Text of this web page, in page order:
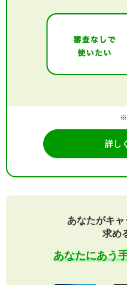
※
詳し
あなたがキ
求め
あなたにあう